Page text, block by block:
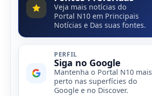
Veja mais notícias do
Portal N10 em Principais
Notícias e Das suas fontes.
PERFIL
Siga no Google
Mantenha o Portal N10 mais
perto nas superfícies do
Google e no Discover.